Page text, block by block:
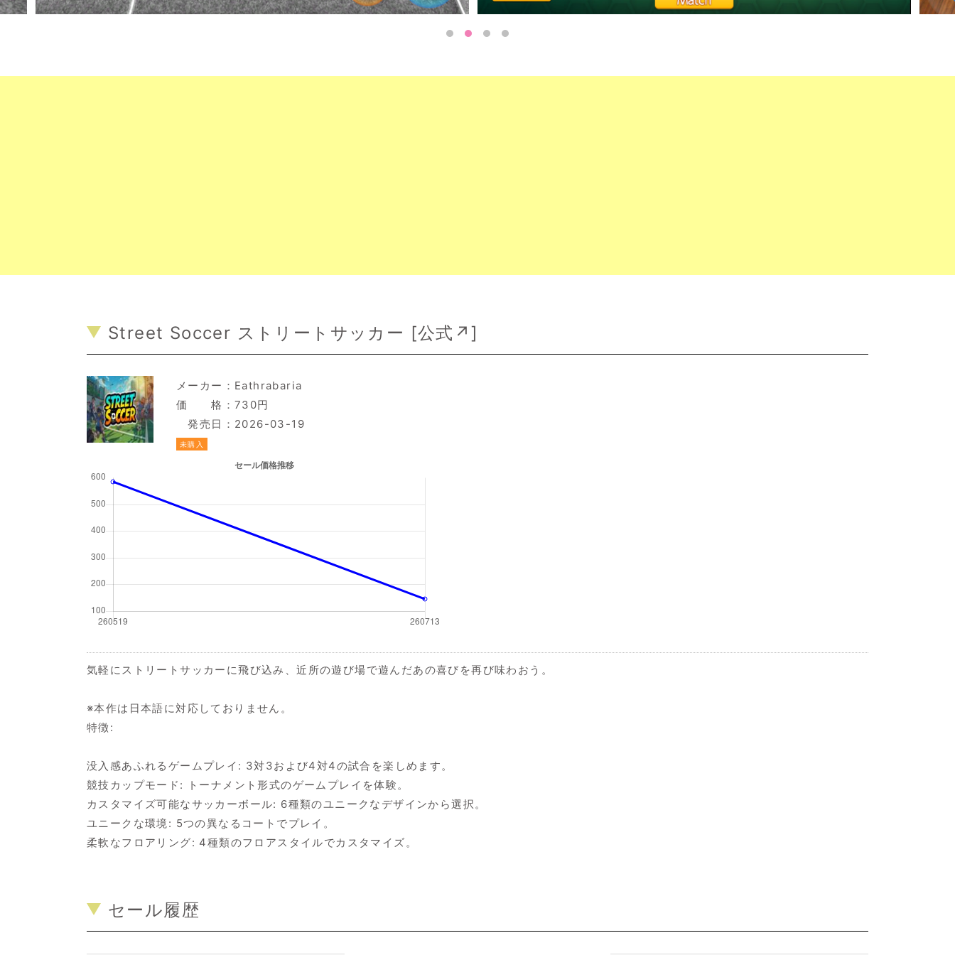
Street Soccer ストリートサッカー [公式↗]
メーカー： Eathrabaria
価 格：730円
発売日：2026-03-19
未購入
気軽にストリートサッカーに飛び込み、近所の遊び場で遊んだあの喜びを再び味わおう。
※本作は日本語に対応しておりません。
特徴:
没入感あふれるゲームプレイ: 3対3および4対4の試合を楽しめます。
競技カップモード: トーナメント形式のゲームプレイを体験。
カスタマイズ可能なサッカーボール: 6種類のユニークなデザインから選択。
ユニークな環境: 5つの異なるコートでプレイ。
柔軟なフロアリング: 4種類のフロアスタイルでカスタマイズ。
セール履歴